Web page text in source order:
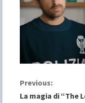
C
Previous:
La magia di “The